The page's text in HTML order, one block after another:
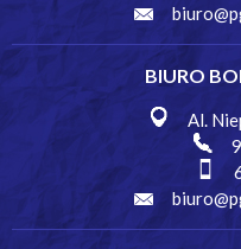
BIURO
Al.